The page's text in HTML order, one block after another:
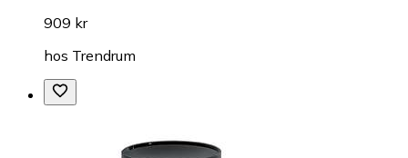
909 kr
hos Trendrum